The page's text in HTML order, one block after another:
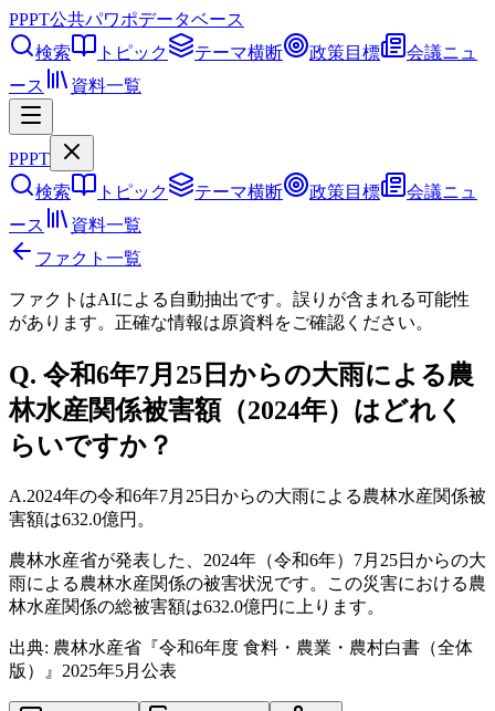
PPPT公共パワポデータベース
検索
トピック テーマ横断 政策目標
会議ニュ
ース
資料一覧
PPPT
検索
トピック テーマ横断 政策目標
会議ニュ
ース
資料一覧
ファクト一覧
ファクトはAIによる自動抽出です。誤りが含まれる可能性
があります。正確な情報は原資料をご確認ください。
Q. 令和6年7月25日からの大雨による農
林水産関係被害額（2024年）はどれく
らいですか？
A.2024年の令和6年7月25日からの大雨による農林水産関係被
害額は632.0億円。
農林水産省が発表した、2024年（令和6年）7月25日からの大
雨による農林水産関係の被害状況です。この災害における農
林水産関係の総被害額は632.0億円に上ります。
出典: 農林水産省『令和6年度 食料・農業・農村白書（全体
版）』2025年5月公表